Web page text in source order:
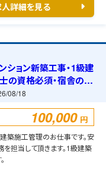
詳細を見る
ション新築工事・1級建
の資格必須・宿舎の準
08/18
100,000 円
築施工管理のお仕事です。安
担当して頂きます。1級建築